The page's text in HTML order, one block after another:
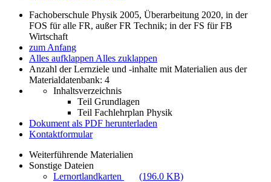
Fachoberschule Physik 2005, Überarbeitung 2020, in der
FOS für alle FR, außer FR Technik; in der FS für FB
Wirtschaft
zum Anfang
Alles aufklappen Alles zuklappen
Anzahl der Lernziele und -inhalte mit Materialien aus der
Materialdatenbank: 4
Inhaltsverzeichnis
Teil Grundlagen
Teil Fachlehrplan Physik
Dokument als PDF herunterladen
Kontaktformular
Weiterführende Materialien
Sonstige Dateien
Lernortlandkarten
(196.0 KB)